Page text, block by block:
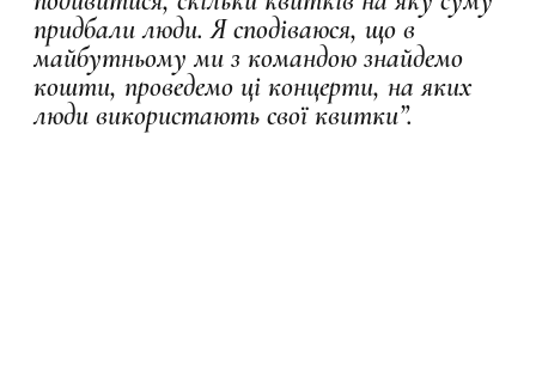
придбали люди. Я сподіваюся, що в
майбутньому ми з командою знайдемо
кошти, проведемо ці концерти, на яких
люди використають свої квитки”.